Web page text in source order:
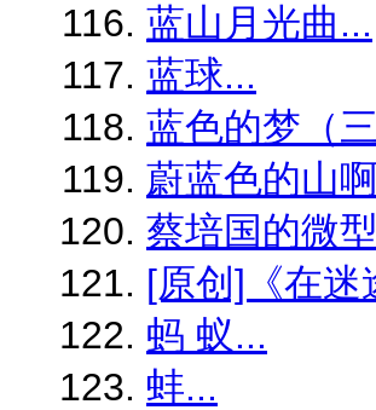
蓝山月光曲...
蓝球...
蓝色的梦（
蔚蓝色的山
蔡培国的微
[原创]《在
蚂 蚁...
蚌...